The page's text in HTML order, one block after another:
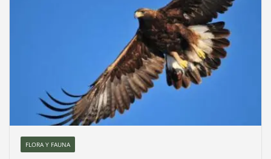
FLORA Y FAUNA